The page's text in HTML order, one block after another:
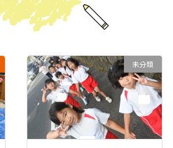
未分類